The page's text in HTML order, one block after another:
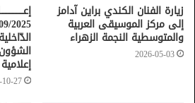
زيارة الفنان الكندي براين آدامز
إلى مركز الموسيقى العربية
والمتوسطية النجمة الزهراء
2026-05-03
27